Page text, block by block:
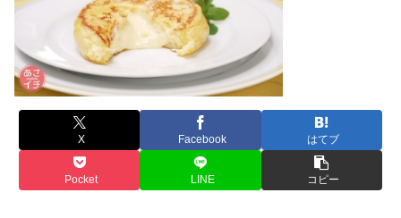
X Facebook はてブ
Pocket LINE コピー